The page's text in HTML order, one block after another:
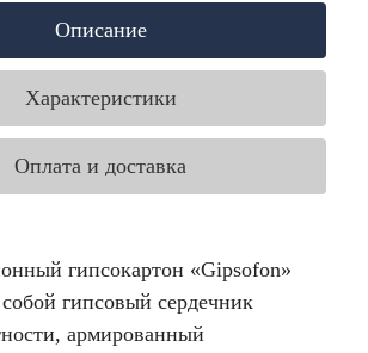
Описание
Характеристики
Оплата и доставка
гипсокартон «Gipsofon»
собой гипсовый сердечник
армированный